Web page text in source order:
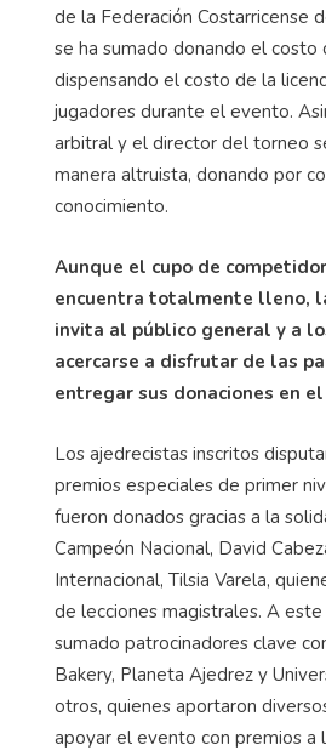
de la Federación Costarricense
se ha sumado donando el costo
dispensando el costo de la
jugadores durante el evento.
arbitral y el director del torneo
manera altruista, donando por
conocimiento.
Aunque el cupo de
encuentra totalmente lleno,
invita al público general y a
acercarse a disfrutar de las
entregar sus donaciones en
Los ajedrecistas inscritos
premios especiales de primer
fueron donados gracias a la
Campeón Nacional, David
Internacional, Tilsia Varela,
de lecciones magistrales. A
sumado patrocinadores clave
Bakery, Planeta Ajedrez y
otros, quienes aportaron
apoyar el evento con premios a